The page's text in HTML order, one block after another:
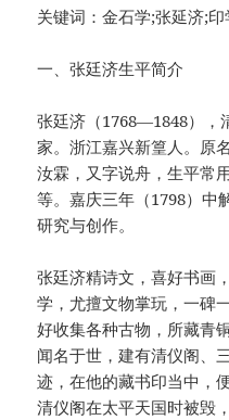
关键词：金石学;张延济;印
一、张廷济生平简介
张廷济（1768—1848），
家。浙江嘉兴新篁人。原
汝霖，又字说舟，生平常
等。嘉庆三年（1798）中
研究与创作。
张廷济精诗文，喜好书画
学，尤擅文物掌玩，一碑
好收集各种古物，所藏青
闻名于世，建有清仪阁、
迹，在他的藏书印当中，
清仪阁在太平天国时被毁